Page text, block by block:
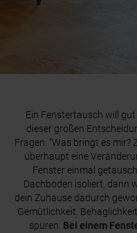
Ein Fenstertausch will
dieser großen
Fragen: “Was bringt es
überhaupt eine
Fenster einmal
Dachboden isoliert, dann
dein Zuhause dadurch
Gemütlichkeit.
spüren. Bei einem